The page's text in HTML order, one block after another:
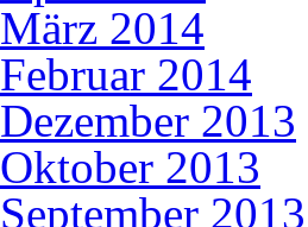
März 2014
Februar 2014
Dezember 2013
Oktober 2013
September 2013